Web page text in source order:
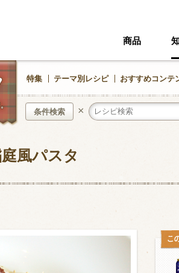
商品
特集 テーマ別レシピ おすすめコンテ
条件検索 ×
中華風
風パスタ